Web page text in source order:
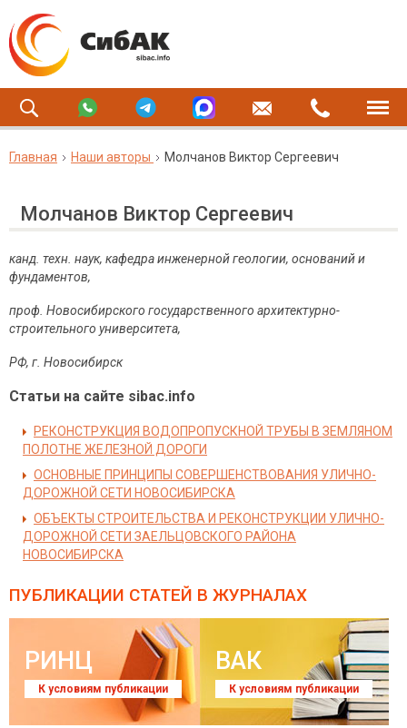
Главная Наши авторы Молчанов Виктор Сергеевич
Молчанов Виктор Сергеевич
канд. техн. наук, кафедра инженерной геологии, оснований и
фундаментов,
проф. Новосибирского государственного архитектурно-
строительного университета,
РФ, г. Новосибирск
Статьи на сайте sibac.info
РЕКОНСТРУКЦИЯ ВОДОПРОПУСКНОЙ ТРУБЫ В ЗЕМЛЯНОМ
ПОЛОТНЕ ЖЕЛЕЗНОЙ ДОРОГИ
ОСНОВНЫЕ ПРИНЦИПЫ СОВЕРШЕНСТВОВАНИЯ УЛИЧНО-
ДОРОЖНОЙ СЕТИ НОВОСИБИРСКА
ОБЪЕКТЫ СТРОИТЕЛЬСТВА И РЕКОНСТРУКЦИИ УЛИЧНО-
ДОРОЖНОЙ СЕТИ ЗАЕЛЬЦОВСКОГО РАЙОНА
НОВОСИБИРСКА
ПУБЛИКАЦИИ СТАТЕЙ В ЖУРНАЛАХ
РИНЦ
К условиям публикации
ВАК
К условиям публикации